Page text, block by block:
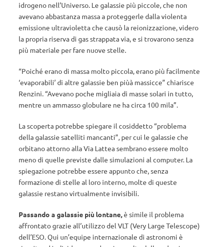
idrogeno nell’Universo. Le galassie più piccole, che non
avevano abbastanza massa a proteggerle dalla violenta
emissione ultravioletta che causò la reionizzazione, videro
la propria riserva di gas strappata via, e si trovarono senza
più materiale per fare nuove stelle.
“Poiché erano di massa molto piccola, erano più facilmente
‘evaporabili’ di altre galassie ben piùà massicce” chiarisce
Renzini. “Avevano poche migliaia di masse solari in tutto,
mentre un ammasso globulare ne ha circa 100 mila”.
La scoperta potrebbe spiegare il cosiddetto “problema
della galassie satelliti mancanti”, per cui le galassie che
orbitano attorno alla Via Lattea sembrano essere molto
meno di quelle previste dalle simulazioni al computer. La
spiegazione potrebbe essere appunto che, senza
formazione di stelle al loro interno, molte di queste
galassie restano virtualmente invisibili.
Passando a galassie più lontane,è simile il problema
affrontato grazie all’utilizzo del VLT (Very Large Telescope)
dell’ESO. Qui un’equipe internazionale di astronomi è